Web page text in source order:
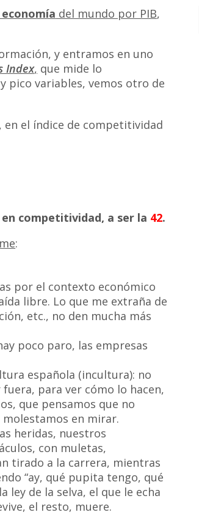
economía del mundo por PIB,
y entramos en uno
Index, que mide lo
pico variables, vemos otro de
en el índice de competitividad
en competitividad, a ser la 42.
:
por el contexto económico
libre. Lo que me extraña de
etc., no den mucha más
poco paro, las empresas
española (incultura): no
para ver cómo lo hacen,
que pensamos que no
en mirar.
heridas, nuestros
con muletas,
tirado a la carrera, mientras
“ay, qué pupita tengo, qué
ley de la selva, el que le echa
el resto, muere.